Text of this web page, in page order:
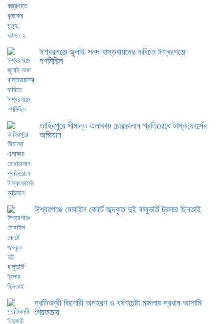
ঈশ্বরগঞ্জে জুলাই সনদ বাস্তবায়নের দাবিতে ঈশ্বরগঞ্জে
গণমিছিল
তাহিরপুরে সীমান্ত এলাকায় চোরাচালান প্রতিরোধে টাস্কফোর্সের
অভিযান
ঈশ্বরগঞ্জে মোবাইল কোর্টে জব্দকৃত দুই বালুভর্তি ট্রলার ছিনতাই
প্রতিবন্ধী কিশোরী অপহরণ ও ধর্ষণচেষ্টা মামলার প্রধান আসামি
গ্রেফতার